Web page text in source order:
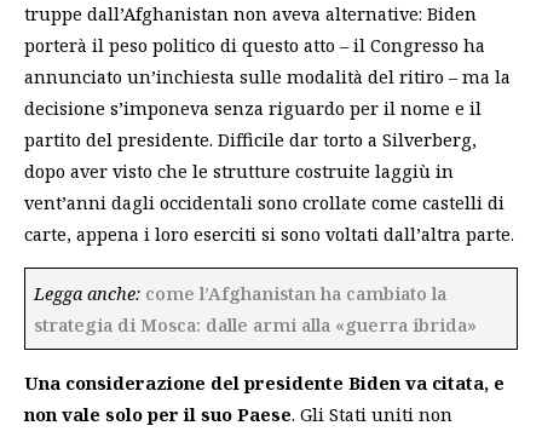
truppe dall’Afghanistan non aveva alternative: Biden
porterà il peso politico di questo atto – il Congresso ha
annunciato un’inchiesta sulle modalità del ritiro – ma la
decisione s’imponeva senza riguardo per il nome e il
partito del presidente. Difficile dar torto a Silverberg,
dopo aver visto che le strutture costruite laggiù in
vent’anni dagli occidentali sono crollate come castelli di
carte, appena i loro eserciti si sono voltati dall’altra parte.
Legga anche: come l’Afghanistan ha cambiato la
strategia di Mosca: dalle armi alla «guerra ibrida»
Una considerazione del presidente Biden va citata, e
non vale solo per il suo Paese. Gli Stati uniti non